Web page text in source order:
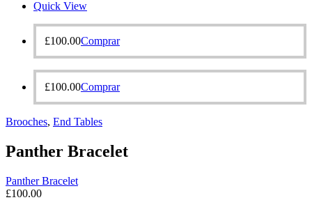
Quick View
£100.00Comprar
£100.00Comprar
Brooches‎, End Tables
Panther Bracelet
Panther Bracelet
£100.00